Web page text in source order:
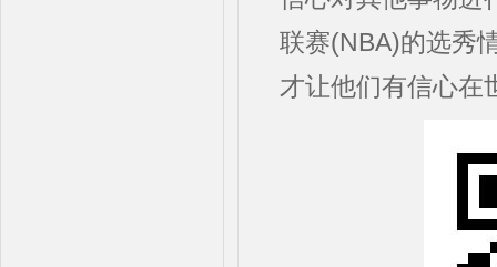
联赛(NBA)的选秀
才让他们有信心在